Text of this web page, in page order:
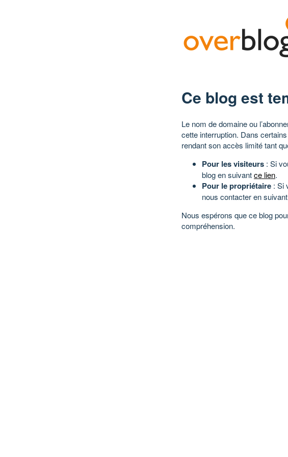
Ce blog est
Le nom de domaine ou
cette interruption. Dans
rendant son accès limité tant
Pour les visiteurs : Si
blog en suivantce lien.
Pour le propriétaire : Si
nous contacter en suivant
Nous espérons que ce blog
compréhension.